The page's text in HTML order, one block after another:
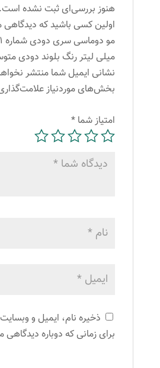
بلوند
دودی
متوسط
عدد
هنوز بررسی‌ای ثبت نشده است.
اولین کسی باشید که
میلی لیتر رنگ بلوند دودی
نشانی ایمیل شما منتشر
بخش‌های موردنیاز
امتیاز شما *
ذخیره نام، ایمیل و
برای زمانی که دوباره